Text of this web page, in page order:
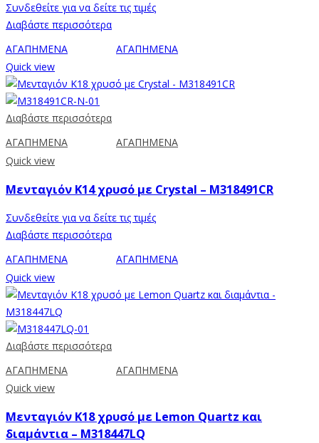
Συνδεθείτε για να δείτε τις τιμές
Διαβάστε περισσότερα
ΑΓΑΠΗΜΕΝΑ
ΑΓΑΠΗΜΕΝΑ
Quick view
Διαβάστε περισσότερα
ΑΓΑΠΗΜΕΝΑ
ΑΓΑΠΗΜΕΝΑ
Quick view
Μενταγιόν Κ14 χρυσό με Crystal – M318491CR
Συνδεθείτε για να δείτε τις τιμές
Διαβάστε περισσότερα
ΑΓΑΠΗΜΕΝΑ
ΑΓΑΠΗΜΕΝΑ
Quick view
Διαβάστε περισσότερα
ΑΓΑΠΗΜΕΝΑ
ΑΓΑΠΗΜΕΝΑ
Quick view
Μενταγιόν Κ18 χρυσό με Lemon Quartz και
διαμάντια – M318447LQ